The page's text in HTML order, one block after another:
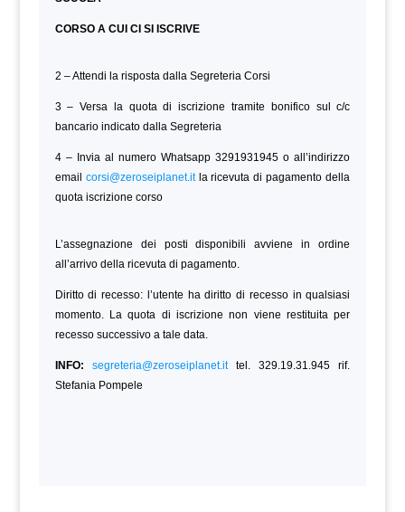
CORSO A CUI CI SI ISCRIVE
2 – Attendi la risposta dalla Segreteria Corsi
3 – Versa la quota di iscrizione tramite bonifico sul c/c
bancario indicato dalla Segreteria
4 – Invia al numero Whatsapp 3291931945 o all’indirizzo
email corsi@zeroseiplanet.itla ricevuta di pagamento della
quota iscrizione corso
L’assegnazione dei posti disponibili avviene in ordine
all’arrivo della ricevuta di pagamento.
Diritto di recesso: l’utente ha diritto di recesso in qualsiasi
momento. La quota di iscrizione non viene restituita per
recesso successivo a tale data.
INFO: segreteria@zeroseiplanet.ittel. 329.19.31.945 rif.
Stefania Pompele